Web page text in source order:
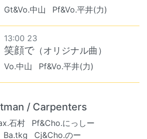
Gt&Vo.中山 Pf&Vo.平井(力)
13:00 23
笑顔で（オリジナル曲）
Vo.中山 Pf&Vo.平井(力)
/ Carpenters
石村
Pf&Cho.にっしー
Ba.tkg Cj&Cho.のー